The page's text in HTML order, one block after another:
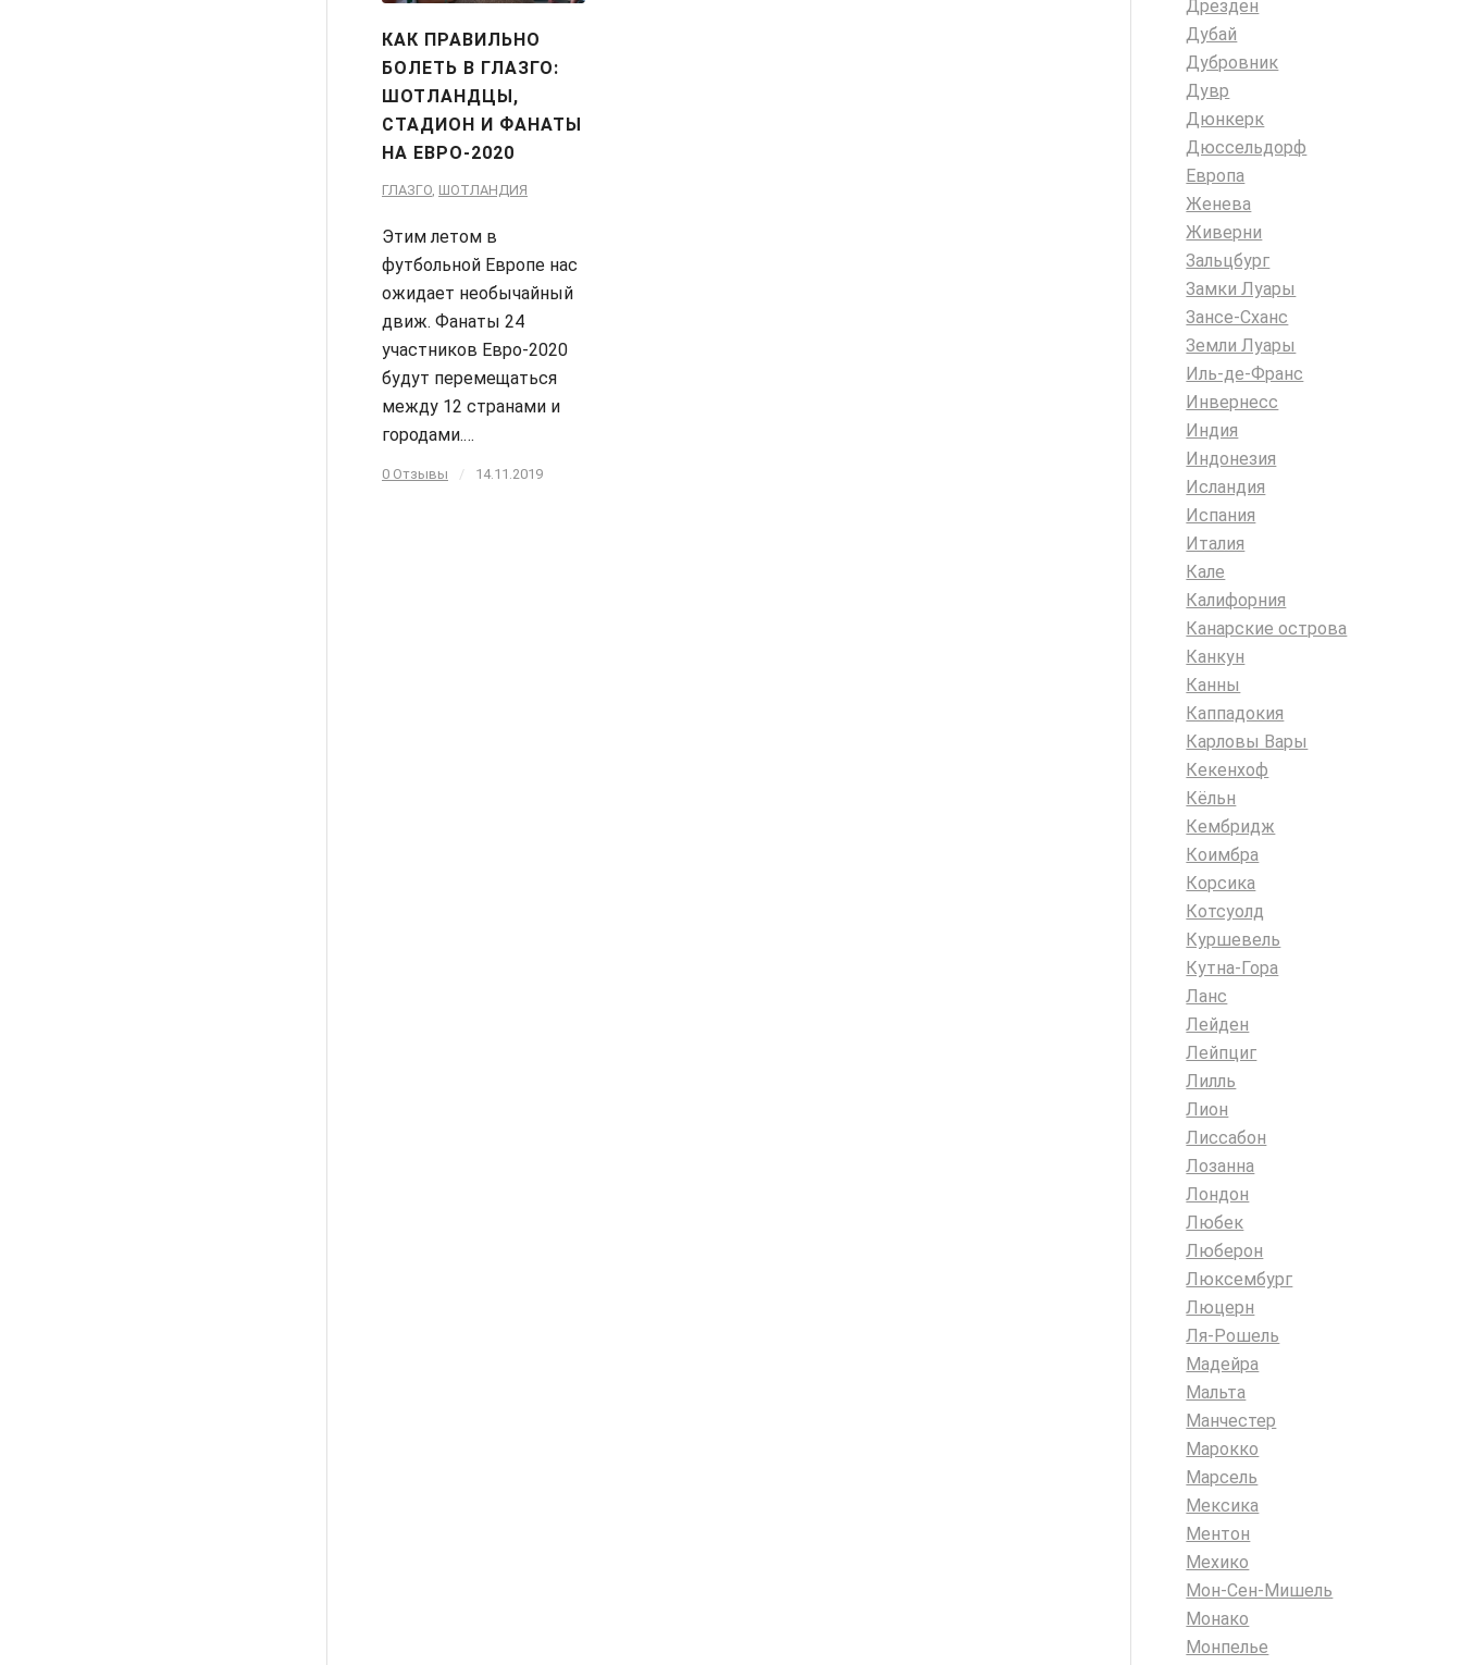
КАК ПРАВИЛЬНО
БОЛЕТЬ В ГЛАЗГО:
ШОТЛАНДЦЫ,
СТАДИОН И ФАНАТЫ
НА ЕВРО-2020
ГЛАЗГО, ШОТЛАНДИЯ
Этим летом в
футбольной Европе нас
ожидает необычайный
движ. Фанаты 24
участников Евро-2020
будут перемещаться
между 12 странами и
городами.…
0 Отзывы / 14.11.2019
Дрезден
Дубай
Дубровник
Дувр
Дюнкерк
Дюссельдорф
Европа
Женева
Живерни
Зальцбург
Замки Луары
Зансе-Сханс
Земли Луары
Иль-де-Франс
Инвернесс
Индия
Индонезия
Исландия
Испания
Италия
Кале
Калифорния
Канарские острова
Канкун
Канны
Каппадокия
Карловы Вары
Кекенхоф
Кёльн
Кембридж
Коимбра
Корсика
Котсуолд
Куршевель
Кутна-Гора
Ланс
Лейден
Лейпциг
Лилль
Лион
Лиссабон
Лозанна
Лондон
Любек
Люберон
Люксембург
Люцерн
Ля-Рошель
Мадейра
Мальта
Манчестер
Марокко
Марсель
Мексика
Ментон
Мехико
Мон-Сен-Мишель
Монако
Монпелье